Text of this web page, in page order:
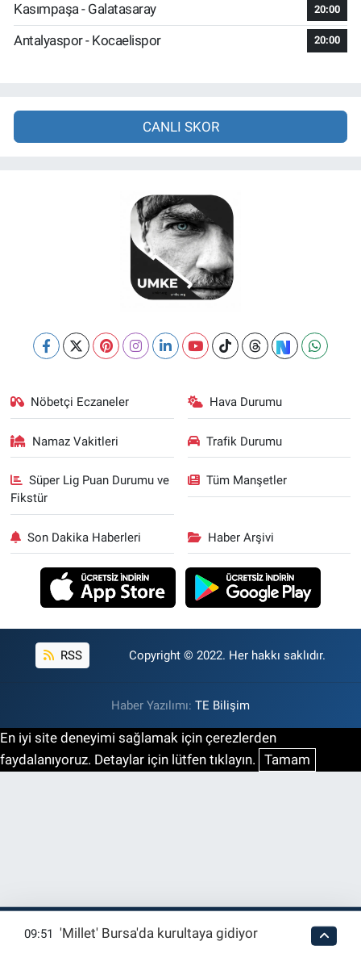
Kasımpaşa - Galatasaray 20:00
Antalyaspor - Kocaelispor 20:00
CANLI SKOR
Nöbetçi Eczaneler Hava Durumu
Namaz Vakitleri Trafik Durumu
Süper Lig Puan Durumu ve
Fikstür
Tüm Manşetler
Son Dakika Haberleri Haber Arşivi
RSS Copyright © 2022. Her hakkı saklıdır.
Haber Yazılımı: TE Bilişim
En iyi site deneyimi sağlamak için çerezlerden
faydalanıyoruz. Detaylar için lütfen tıklayın. Tamam
09:51 'Millet' Bursa'da kurultaya gidiyor